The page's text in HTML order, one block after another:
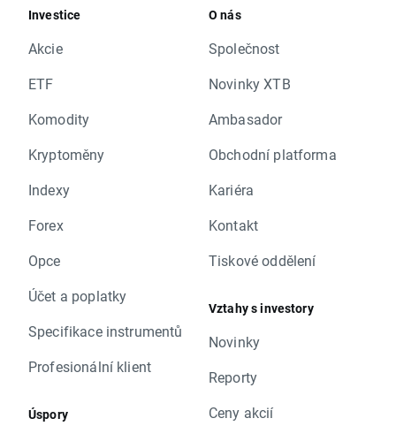
Investice
Akcie
ETF
Komodity
Kryptoměny
Indexy
Forex
Opce
Účet a poplatky
Specifikace instrumentů
Profesionální klient
Úspory
O nás
Společnost
Novinky XTB
Ambasador
Obchodní platforma
Kariéra
Kontakt
Tiskové oddělení
Vztahy s investory
Novinky
Reporty
Ceny akcií